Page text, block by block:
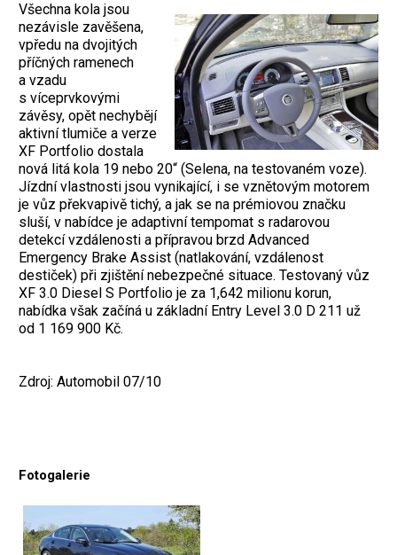
Všechna kola jsou
nezávisle zavěšena,
vpředu na dvojitých
příčných ramenech
a vzadu
s víceprvkovými
závěsy, opět nechybějí
aktivní tlumiče a verze
XF Portfolio dostala
nová litá kola 19 nebo 20“ (Selena, na testovaném voze).
Jízdní vlastnosti jsou vynikající, i se vznětovým motorem
je vůz překvapivě tichý, a jak se na prémiovou značku
sluší, v nabídce je adaptivní tempomat s radarovou
detekcí vzdálenosti a přípravou brzd Advanced
Emergency Brake Assist (natlakování, vzdálenost
destiček) při zjištění nebezpečné situace. Testovaný vůz
XF 3.0 Diesel S Portfolio je za 1,642 milionu korun,
nabídka však začíná u základní Entry Level 3.0 D 211 už
od 1 169 900 Kč.
Zdroj: Automobil 07/10
Fotogalerie